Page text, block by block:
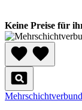
Keine Preise für